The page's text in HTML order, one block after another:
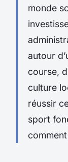
monde
autour
course,
culture
réussir
sport